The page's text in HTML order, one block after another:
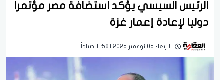
الرئيس السيسي يؤكد استضافة مصر مؤتمرا
دوليا لإعادة إعمار غزة
الاربعاء 05 نوفمبر 2025 | 11:58 صباحاً